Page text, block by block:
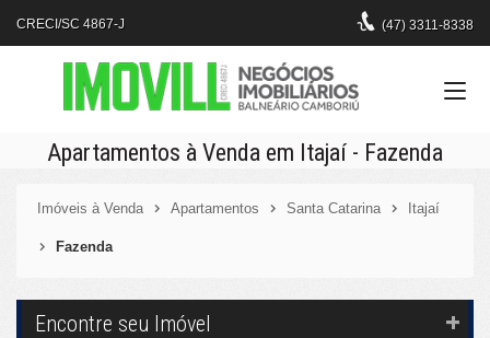
CRECI/SC 4867-J (47) 3311-8338
Apartamentos à Venda em Itajaí - Fazenda
Imóveis à Venda Apartamentos Santa Catarina Itajaí
Fazenda
Encontre seu Imóvel